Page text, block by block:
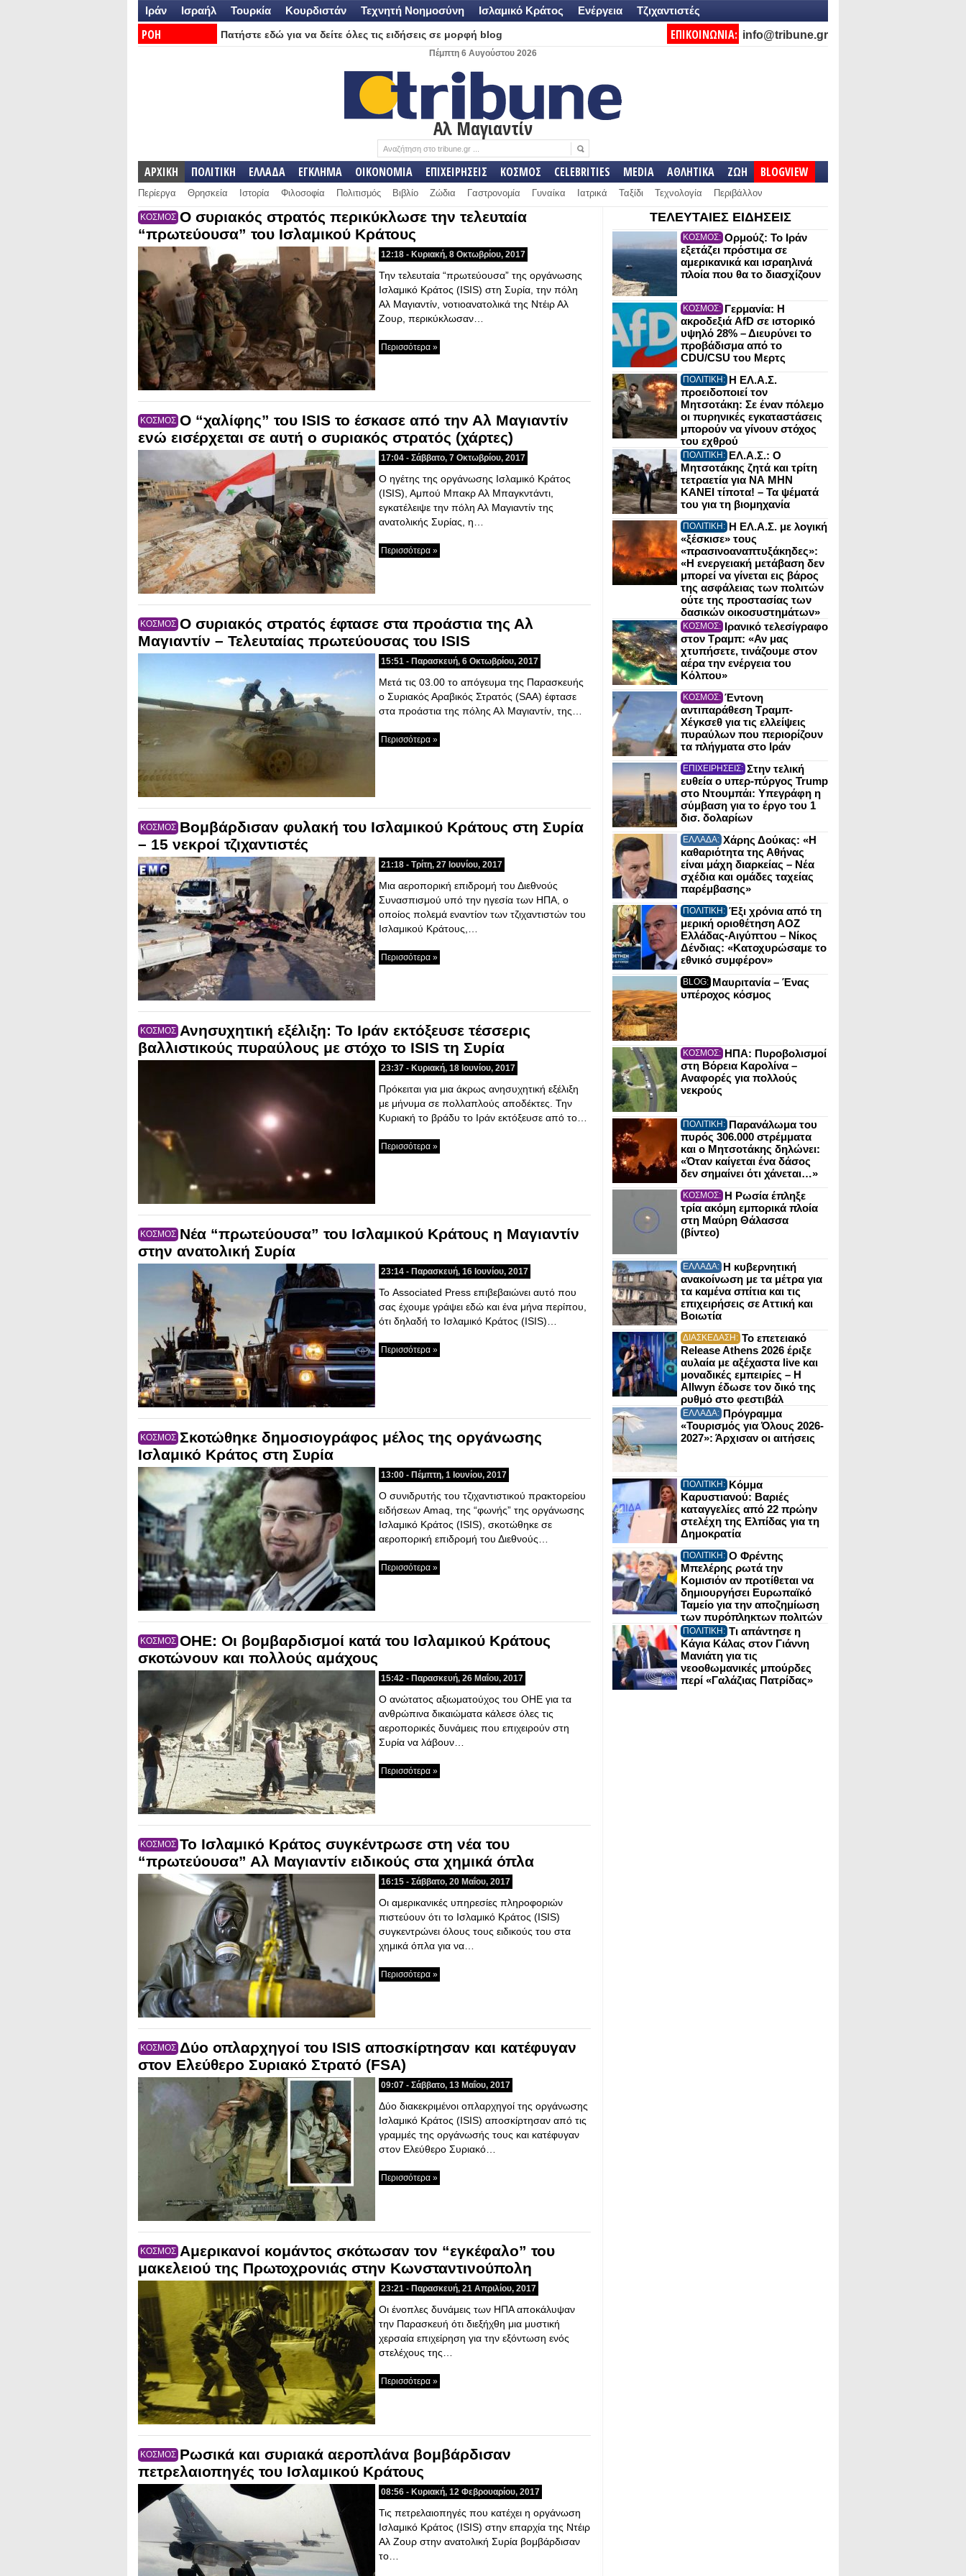
Ιράν Ισραήλ Τουρκία Κουρδιστάν Τεχνητή Νοημοσύνη Ισλαμικό Κράτος Ενέργεια Τζιχαντιστές
ΡΟΗ
Πατήστε εδώ για να δείτε όλες τις ειδήσεις σε μορφή blog ΕΠΙΚΟΙΝΩΝΙΑ: info@tribune.gr
Πέμπτη 6 Αυγούστου 2026
Αλ Μαγιαντίν
ΑΡΧΙΚΗ ΠΟΛΙΤΙΚΗ ΕΛΛΑΔΑ ΕΓΚΛΗΜΑ ΟΙΚΟΝΟΜΙΑ ΕΠΙΧΕΙΡΗΣΕΙΣ ΚΟΣΜΟΣ CELEBRITIES MEDIA ΑΘΛΗΤΙΚΑ ΖΩΗ BLOGVIEW
Περίεργα Θρησκεία Ιστορία Φιλοσοφία Πολιτισμός Βιβλίο Ζώδια Γαστρονομία Γυναίκα Ιατρικά Ταξίδι Τεχνολογία Περιβάλλον
ΚΟΣΜΟΣ Ο συριακός στρατός περικύκλωσε την τελευταία
“πρωτεύουσα” του Ισλαμικού Κράτους
12:18 - Κυριακή, 8 Οκτωβρίου, 2017
Την τελευταία “πρωτεύουσα” της οργάνωσης
Ισλαμικό Κράτος (ISIS) στη Συρία, την πόλη
Αλ Μαγιαντίν, νοτιοανατολικά της Ντέιρ Αλ
Ζουρ, περικύκλωσαν…
Περισσότερα »
ΚΟΣΜΟΣ Ο “χαλίφης” του ISIS το έσκασε από την Αλ Μαγιαντίν
ενώ εισέρχεται σε αυτή ο συριακός στρατός (χάρτες)
17:04 - Σάββατο, 7 Οκτωβρίου, 2017
Ο ηγέτης της οργάνωσης Ισλαμικό Κράτος
(ISIS), Αμπού Μπακρ Αλ Μπαγκντάντι,
εγκατέλειψε την πόλη Αλ Μαγιαντίν της
ανατολικής Συρίας, η…
Περισσότερα »
ΚΟΣΜΟΣ Ο συριακός στρατός έφτασε στα προάστια της Αλ
Μαγιαντίν – Τελευταίας πρωτεύουσας του ISIS
15:51 - Παρασκευή, 6 Οκτωβρίου, 2017
Μετά τις 03.00 το απόγευμα της Παρασκευής
ο Συριακός Αραβικός Στρατός (SAA) έφτασε
στα προάστια της πόλης Αλ Μαγιαντίν, της…
Περισσότερα »
ΚΟΣΜΟΣ Boμβάρδισαν φυλακή του Ισλαμικού Κράτους στη Συρία
– 15 νεκροί τζιχαντιστές
21:18 - Τρίτη, 27 Ιουνίου, 2017
Μια αεροπορική επιδρομή του Διεθνούς
Συνασπισμού υπό την ηγεσία των ΗΠΑ, ο
οποίος πολεμά εναντίον των τζιχαντιστών του
Ισλαμικού Κράτους,…
Περισσότερα »
ΚΟΣΜΟΣ Ανησυχητική εξέλιξη: Το Ιράν εκτόξευσε τέσσερις
βαλλιστικούς πυραύλους με στόχο το ISIS τη Συρία
23:37 - Κυριακή, 18 Ιουνίου, 2017
Πρόκειται για μια άκρως ανησυχητική εξέλιξη
με μήνυμα σε πολλαπλούς αποδέκτες. Την
Κυριακή το βράδυ το Ιράν εκτόξευσε από το…
Περισσότερα »
ΚΟΣΜΟΣ Νέα “πρωτεύουσα” του Ισλαμικού Κράτους η Μαγιαντίν
στην ανατολική Συρία
23:14 - Παρασκευή, 16 Ιουνίου, 2017
Το Associated Press επιβεβαιώνει αυτό που
σας έχουμε γράψει εδώ και ένα μήνα περίπου,
ότι δηλαδή το Ισλαμικό Κράτος (ISIS)…
Περισσότερα »
ΚΟΣΜΟΣ Σκοτώθηκε δημοσιογράφος μέλος της οργάνωσης
Ισλαμικό Κράτος στη Συρία
13:00 - Πέμπτη, 1 Ιουνίου, 2017
Ο συνιδρυτής του τζιχαντιστικού πρακτορείου
ειδήσεων Amaq, της “φωνής” της οργάνωσης
Ισλαμικό Κράτος (ISIS), σκοτώθηκε σε
αεροπορική επιδρομή του Διεθνούς…
Περισσότερα »
ΚΟΣΜΟΣ ΟΗΕ: Οι βομβαρδισμοί κατά του Ισλαμικού Κράτους
σκοτώνουν και πολλούς αμάχους
15:42 - Παρασκευή, 26 Μαΐου, 2017
Ο ανώτατος αξιωματούχος του ΟΗΕ για τα
ανθρώπινα δικαιώματα κάλεσε όλες τις
αεροπορικές δυνάμεις που επιχειρούν στη
Συρία να λάβουν…
Περισσότερα »
ΚΟΣΜΟΣ Το Ισλαμικό Κράτος συγκέντρωσε στη νέα του
“πρωτεύουσα” Αλ Μαγιαντίν ειδικούς στα χημικά όπλα
16:15 - Σάββατο, 20 Μαΐου, 2017
Οι αμερικανικές υπηρεσίες πληροφοριών
πιστεύουν ότι το Ισλαμικό Κράτος (ISIS)
συγκεντρώνει όλους τους ειδικούς του στα
χημικά όπλα για να…
Περισσότερα »
ΚΟΣΜΟΣ Δύο οπλαρχηγοί του ISIS αποσκίρτησαν και κατέφυγαν
στον Ελεύθερο Συριακό Στρατό (FSA)
09:07 - Σάββατο, 13 Μαΐου, 2017
Δύο διακεκριμένοι οπλαρχηγοί της οργάνωσης
Ισλαμικό Κράτος (ISIS) αποσκίρτησαν από τις
γραμμές της οργάνωσής τους και κατέφυγαν
στον Ελεύθερο Συριακό…
Περισσότερα »
ΚΟΣΜΟΣ Αμερικανοί κομάντος σκότωσαν τον “εγκέφαλο” του
μακελειού της Πρωτοχρονιάς στην Κωνσταντινούπολη
23:21 - Παρασκευή, 21 Απριλίου, 2017
Οι ένοπλες δυνάμεις των ΗΠΑ αποκάλυψαν
την Παρασκευή ότι διεξήχθη μια μυστική
χερσαία επιχείρηση για την εξόντωση ενός
στελέχους της…
Περισσότερα »
ΚΟΣΜΟΣ Ρωσικά και συριακά αεροπλάνα βομβάρδισαν
πετρελαιοπηγές του Ισλαμικού Κράτους
08:56 - Κυριακή, 12 Φεβρουαρίου, 2017
Τις πετρελαιοπηγές που κατέχει η οργάνωση
Ισλαμικό Κράτος (ISIS) στην επαρχία της Ντέιρ
Αλ Ζουρ στην ανατολική Συρία βομβάρδισαν
το…
ΤΕΛΕΥΤΑΙΕΣ ΕΙΔΗΣΕΙΣ
ΚΟΣΜΟΣ: Ορμούζ: Το Ιράν
εξετάζει πρόστιμα σε
αμερικανικά και ισραηλινά
πλοία που θα το διασχίζουν
ΚΟΣΜΟΣ: Γερμανία: Η
ακροδεξιά AfD σε ιστορικό
υψηλό 28% – Διευρύνει το
προβάδισμα από το
CDU/CSU του Μερτς
ΠΟΛΙΤΙΚΗ: Η ΕΛ.Α.Σ.
προειδοποιεί τον
Μητσοτάκη: Σε έναν πόλεμο
οι πυρηνικές εγκαταστάσεις
μπορούν να γίνουν στόχος
του εχθρού
ΠΟΛΙΤΙΚΗ: ΕΛ.Α.Σ.: Ο
Μητσοτάκης ζητά και τρίτη
τετραετία για ΝΑ ΜΗΝ
ΚΑΝΕΙ τίποτα! – Τα ψέματά
του για τη βιομηχανία
ΠΟΛΙΤΙΚΗ: Η ΕΛ.Α.Σ. με λογική
«ξέσκισε» τους
«πρασινοαναπτυξάκηδες»:
«Η ενεργειακή μετάβαση δεν
μπορεί να γίνεται εις βάρος
της ασφάλειας των πολιτών
ούτε της προστασίας των
δασικών οικοσυστημάτων»
ΚΟΣΜΟΣ: Ιρανικό τελεσίγραφο
στον Τραμπ: «Αν μας
χτυπήσετε, τινάζουμε στον
αέρα την ενέργεια του
Κόλπου»
ΚΟΣΜΟΣ: Έντονη
αντιπαράθεση Τραμπ-
Χέγκσεθ για τις ελλείψεις
πυραύλων που περιορίζουν
τα πλήγματα στο Ιράν
ΕΠΙΧΕΙΡΗΣΕΙΣ: Στην τελική
ευθεία ο υπερ-πύργος Trump
στο Ντουμπάι: Υπεγράφη η
σύμβαση για το έργο του 1
δισ. δολαρίων
ΕΛΛΑΔΑ: Χάρης Δούκας: «Η
καθαριότητα της Αθήνας
είναι μάχη διαρκείας – Νέα
σχέδια και ομάδες ταχείας
παρέμβασης»
ΠΟΛΙΤΙΚΗ: Έξι χρόνια από τη
μερική οριοθέτηση ΑΟΖ
Ελλάδας-Αιγύπτου – Νίκος
Δένδιας: «Κατοχυρώσαμε το
εθνικό συμφέρον»
BLOG: Μαυριτανία – Ένας
υπέροχος κόσμος
ΚΟΣΜΟΣ: ΗΠΑ: Πυροβολισμοί
στη Βόρεια Καρολίνα –
Αναφορές για πολλούς
νεκρούς
ΠΟΛΙΤΙΚΗ: Παρανάλωμα του
πυρός 306.000 στρέμματα
και ο Μητσοτάκης δηλώνει:
«Όταν καίγεται ένα δάσος
δεν σημαίνει ότι χάνεται…»
ΚΟΣΜΟΣ: Η Ρωσία έπληξε
τρία ακόμη εμπορικά πλοία
στη Μαύρη Θάλασσα
(βίντεο)
ΕΛΛΑΔΑ: Η κυβερνητική
ανακοίνωση με τα μέτρα για
τα καμένα σπίτια και τις
επιχειρήσεις σε Αττική και
Βοιωτία
ΔΙΑΣΚΕΔΑΣΗ: Το επετειακό
Release Athens 2026 έριξε
αυλαία με αξέχαστα live και
μοναδικές εμπειρίες – Η
Allwyn έδωσε τον δικό της
ρυθμό στο φεστιβάλ
ΕΛΛΑΔΑ: Πρόγραμμα
«Τουρισμός για Όλους 2026-
2027»: Άρχισαν οι αιτήσεις
ΠΟΛΙΤΙΚΗ: Κόμμα
Καρυστιανού: Βαριές
καταγγελίες από 22 πρώην
στελέχη της Ελπίδας για τη
Δημοκρατία
ΠΟΛΙΤΙΚΗ: Ο Φρέντης
Μπελέρης ρωτά την
Κομισιόν αν προτίθεται να
δημιουργήσει Ευρωπαϊκό
Ταμείο για την αποζημίωση
των πυρόπληκτων πολιτών
ΠΟΛΙΤΙΚΗ: Τι απάντησε η
Κάγια Κάλας στον Γιάννη
Μανιάτη για τις
νεοοθωμανικές μπούρδες
περί «Γαλάζιας Πατρίδας»